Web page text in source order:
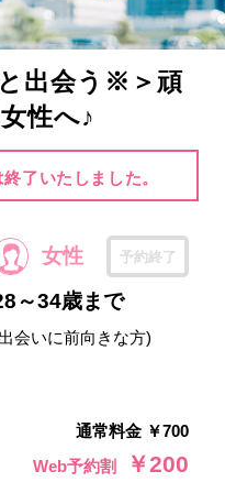
出会う※＞頑
性へ♪
了いたしました。
女性 予約終了
～34歳まで
会いに前向きな方)
通常料金 ￥700
Web予約割
￥200